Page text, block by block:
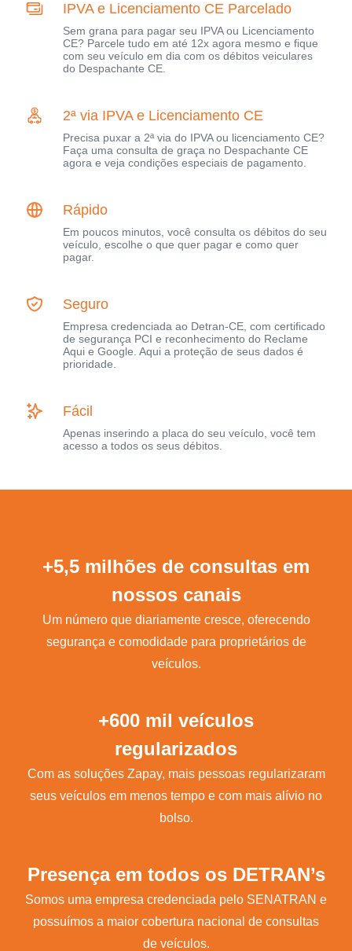
IPVA e Licenciamento CE Parcelado
Sem grana para pagar seu IPVA ou Licenciamento
CE? Parcele tudo em até 12x agora mesmo e fique
com seu veículo em dia com os débitos veiculares
do Despachante CE.
2ª via IPVA e Licenciamento CE
Precisa puxar a 2ª via do IPVA ou licenciamento CE?
Faça uma consulta de graça no Despachante CE
agora e veja condições especiais de pagamento.
Rápido
Em poucos minutos, você consulta os débitos do seu
veículo, escolhe o que quer pagar e como quer
pagar.
Seguro
Empresa credenciada ao Detran-CE, com certificado
de segurança PCI e reconhecimento do Reclame
Aqui e Google. Aqui a proteção de seus dados é
prioridade.
Fácil
Apenas inserindo a placa do seu veículo, você tem
acesso a todos os seus débitos.
+5,5 milhões de consultas em
nossos canais
Um número que diariamente cresce, oferecendo
segurança e comodidade para proprietários de
veículos.
+600 mil veículos
regularizados
Com as soluções Zapay, mais pessoas regularizaram
seus veículos em menos tempo e com mais alívio no
bolso.
Presença em todos os DETRAN’s
Somos uma empresa credenciada pelo SENATRAN e
possuímos a maior cobertura nacional de consultas
de veículos.